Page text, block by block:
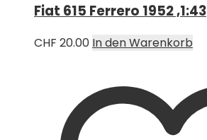
Fiat 615 Ferrero 1952 ,1:43
CHF 20.00 In den Warenkorb